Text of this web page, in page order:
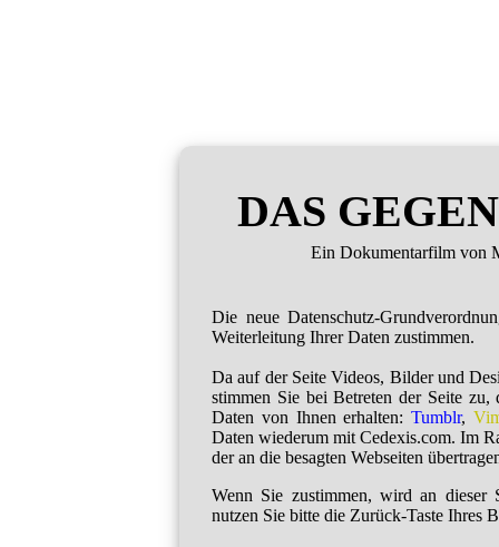
DAS
Ein Dokumentarfilm von
Die neue Datenschutz-
Weiterleitung Ihrer Daten zustimmen.
Da auf der Seite Videos, Bilder und
stimmen Sie bei Betreten der Seite zu,
Daten von Ihnen erhalten:Tumblr,
Daten wiederum mit Cedexis.com. Im
der an die besagten Webseiten
Wenn Sie zustimmen, wird an dieser
nutzen Sie bitte die Zurück-Taste Ihres